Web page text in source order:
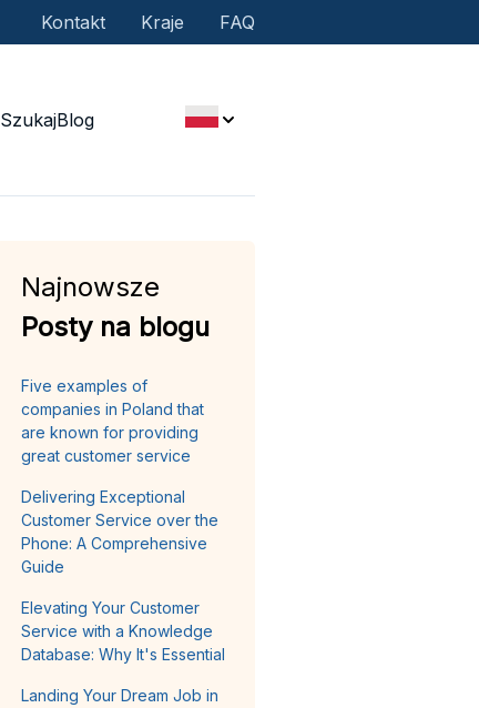
Kontakt Kraje FAQ
SzukajBlog
Najnowsze
Posty na blogu
Five examples of
companies in Poland that
are known for providing
great customer service
Delivering Exceptional
Customer Service over the
Phone: A Comprehensive
Guide
Elevating Your Customer
Service with a Knowledge
Database: Why It's Essential
Landing Your Dream Job in